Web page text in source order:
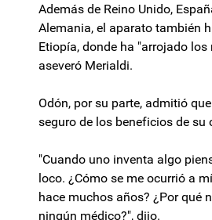
Además de Reino Unido,
Alemania, el aparato también
Etiopía, donde ha "arrojado
aseveró Merialdi.
Odón, por su parte, admitió
seguro de los beneficios de su
"Cuando uno inventa algo
loco. ¿Cómo se me ocurrió a
hace muchos años? ¿Por qué
ningún médico?", dijo.